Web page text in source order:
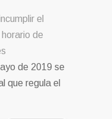
el
de
de 2019 se
que regula el